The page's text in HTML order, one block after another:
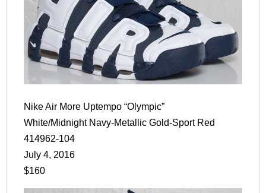
Nike Air More Uptempo “Olympic”
White/Midnight Navy-Metallic Gold-Sport Red
414962-104
July 4, 2016
$160